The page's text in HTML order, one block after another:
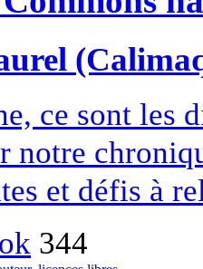
ce sont les
notre
et défis à
344